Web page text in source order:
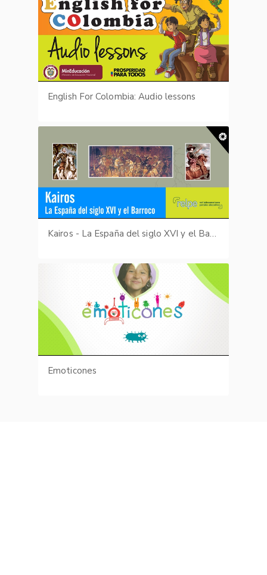
English For Colombia: Audio lessons
Kairos - La España del siglo XVI y el Barroco
Emoticones